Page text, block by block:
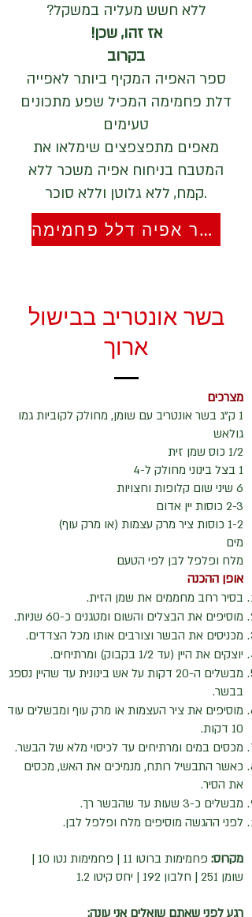
ללא חשש מעליה במשקל?
אז זהו, שכן!
בקרוב
ספר האפיה המקיף ביותר לאפייה
דלת פחמימה המכיל שפע מתכונים
טעימים
מאפים מתפצפצים שימלאו את
המטבח בניחוח אפיה משכר ללא
קמח, ללא גלוטן וללא סוכר.
הצטרפו אלי למסע הפקת ספר אפיה דלל פחמימה
בשר אונטריב בבישול
ארוך
מצרכים
1 ק"ג בשר אונטריב עם שומן, מחולק לקוביות גמו
גולאש
1/2 כוס שמן זית
1 בצל בינוני מחולק ל-4
6 שיני שום קלופות וחצויות
2-3 כוסות יין אדום
1-2 כוסות ציר מרק עצמות (או מרק עוף)
מים
מלח ופלפל לבן לפי הטעם
אופן ההכנה
בסיר רחב מחממים את שמן הזית.
מוסיפים את הבצלים והשום ומטגנים כ-60 שניות.
מכניסים את הבשר וצורבים אותו מכל הצדדים.
יוצקים את היין (עד 1/2 בקבוק) ומרתיחים.
מבשלים ה-20 דקות על אש בינונית עד שהיין נספג
בבשר.
מוסיפים את ציר העצמות או מרק עוף ומבשלים עוד
10 דקות.
מכסים במים ומרתיחים עד לכיסוי מלא של הבשר.
כאשר התבשיל רותח, מנמיכים את האש, מכסים
את הסיר.
מבשלים כ-3 שעות עד שהבשר רך.
לפני ההגשה מוסיפים מלח ופלפל לבן.
​מקרוס:
פחמימות ברוטו 11 | פחמימות נטו 10 |
שומן 251 | חלבון 192 | יחס קיטו 1.2
רגע לפני שאתם שואלים אני עונה: